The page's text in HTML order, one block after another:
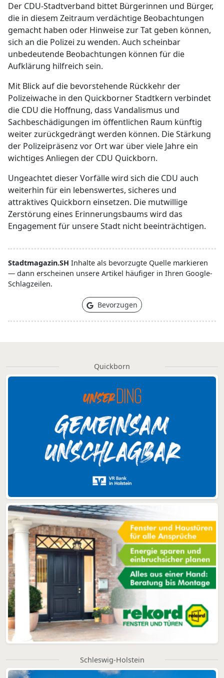
Der CDU-Stadtverband bittet Bürgerinnen und Bürger,
die in diesem Zeitraum verdächtige Beobachtungen
gemacht haben oder Hinweise zur Tat geben können,
sich an die Polizei zu wenden. Auch scheinbar
unbedeutende Beobachtungen können für die
Aufklärung hilfreich sein.
Mit Blick auf die bevorstehende Rückkehr der
Polizeiwache in den Quickborner Stadtkern verbindet
die CDU die Hoffnung, dass Vandalismus und
Sachbeschädigungen im öffentlichen Raum künftig
weiter zurückgedrängt werden können. Die Stärkung
der Polizeipräsenz vor Ort war über viele Jahre ein
wichtiges Anliegen der CDU Quickborn.
Ungeachtet dieser Vorfälle wird sich die CDU auch
weiterhin für ein lebenswertes, sicheres und
attraktives Quickborn einsetzen. Die mutwillige
Zerstörung eines Erinnerungsbaums wird das
Engagement für unsere Stadt nicht beeinträchtigen.
Stadtmagazin.SH Inhalte als bevorzugte Quelle markieren
— dann erscheinen unsere Artikel häufiger in Ihren Google-
Schlagzeilen.
Bevorzugen
Quickborn
Schleswig-Holstein